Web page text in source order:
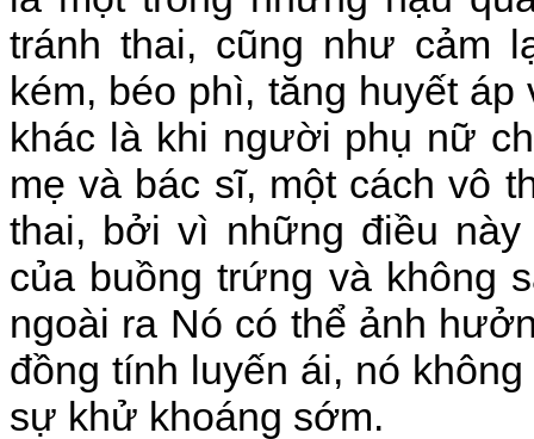
tránh thai, cũng như cảm
kém, béo phì, tăng huyết
khác là khi người phụ nữ
mẹ và bác sĩ, một cách vô
thai, bởi vì những điều
của buồng trứng và không
ngoài ra Nó có thể ảnh
đồng tính luyến ái, nó
sự khử khoáng sớm.